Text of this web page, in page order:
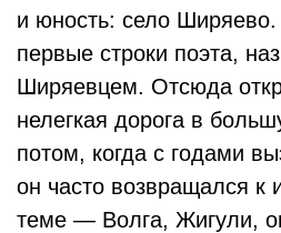
и юность: село Ширяево.
первые строки поэта,
Ширяевцем. Отсюда
нелегкая дорога в
потом, когда с годами
он часто возвращался к
теме — Волга, Жигули,